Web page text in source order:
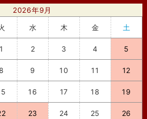
2026年9月
水 木 金 土
1 2 3 4 5
8 9 10 11 12
16 17 18 19
23 24 25 26